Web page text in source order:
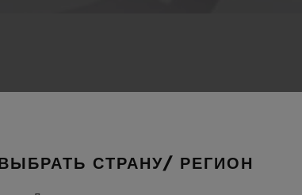
ВЫБРАТЬ СТРАНУ/ РЕГИОН